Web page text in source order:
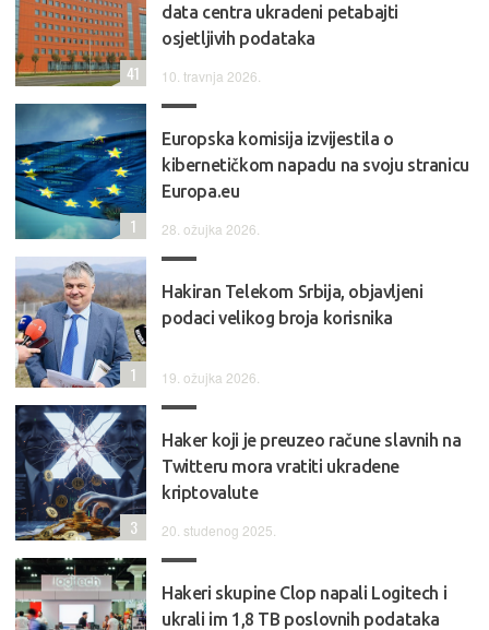
data centra ukradeni petabajti
osjetljivih podataka
10. travnja 2026.
41
Europska komisija izvijestila o
kibernetičkom napadu na svoju stranicu
Europa.eu
28. ožujka 2026.
1
Hakiran Telekom Srbija, objavljeni
podaci velikog broja korisnika
19. ožujka 2026.
1
Haker koji je preuzeo račune slavnih na
Twitteru mora vratiti ukradene
kriptovalute
20. studenog 2025.
3
Hakeri skupine Clop napali Logitech i
ukrali im 1,8 TB poslovnih podataka